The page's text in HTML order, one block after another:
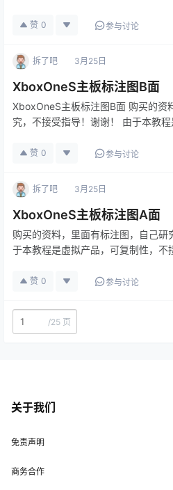
博主微信：15524468880 备注：拆
赞 0 参与讨论
拆了吧 3月25日
XboxOneS主板标注图B面
XboxOneS主板标注图B面 购买的资
究，不接受指导！谢谢！ 由于本教
博主微信：15524468880 备注：拆
赞 0 参与讨论
拆了吧 3月25日
XboxOneS主板标注图A面
购买的资料，里面有标注图，自己研
于本教程是虚拟产品，可复制性，不
备注：拆机帮
赞 0 参与讨论
/25 页
关于我们
免责声明
商务合作